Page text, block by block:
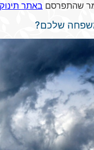
שהתפרסם באתר
שלכם?